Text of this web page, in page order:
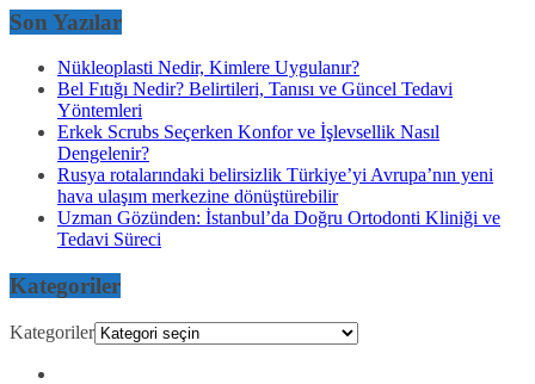
Son Yazılar
Nükleoplasti Nedir, Kimlere Uygulanır?
Bel Fıtığı Nedir? Belirtileri, Tanısı ve Güncel Tedavi
Yöntemleri
Erkek Scrubs Seçerken Konfor ve İşlevsellik Nasıl
Dengelenir?
Rusya rotalarındaki belirsizlik Türkiye’yi Avrupa’nın yeni
hava ulaşım merkezine dönüştürebilir
Uzman Gözünden: İstanbul’da Doğru Ortodonti Kliniği ve
Tedavi Süreci
Kategoriler
Kategoriler